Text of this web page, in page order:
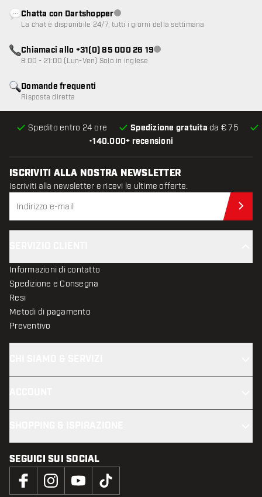
•140.000+ recensioni
Spedito entro 24 ore Spedizione gratuita da € 75
Domande frequenti
Risposta diretta
Chatta con DartshopperServizio clienti non disponibile
La chat è disponibile 24/7, tutti i giorni della settimana
Chiamaci allo +31(0) 85 000 26 19Servizio clienti non disponibile
8:00 - 21:00 (Lun-Ven) Solo in inglese
ISCRIVITI ALLA NOSTRA NEWSLETTER
Iscriviti alla newsletter e ricevi le ultime offerte.
Informazioni di contatto
Spedizione e Consegna
Resi
Metodi di pagamento
Preventivo
SEGUICI SUI SOCIAL